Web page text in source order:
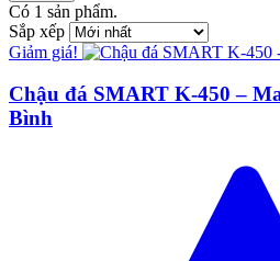
Có 1 sản phẩm.
Sắp xếp
Giảm giá!
Chậu đá SMART K-450 –
Bình